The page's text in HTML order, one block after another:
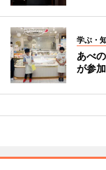
学ぶ・
あべ
が参加